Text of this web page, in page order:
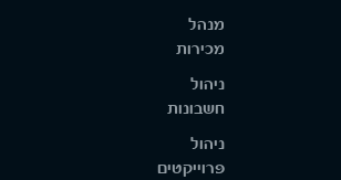
מנהל
מכירות
ניהול
חשבונות
ניהול
פרוייקטים